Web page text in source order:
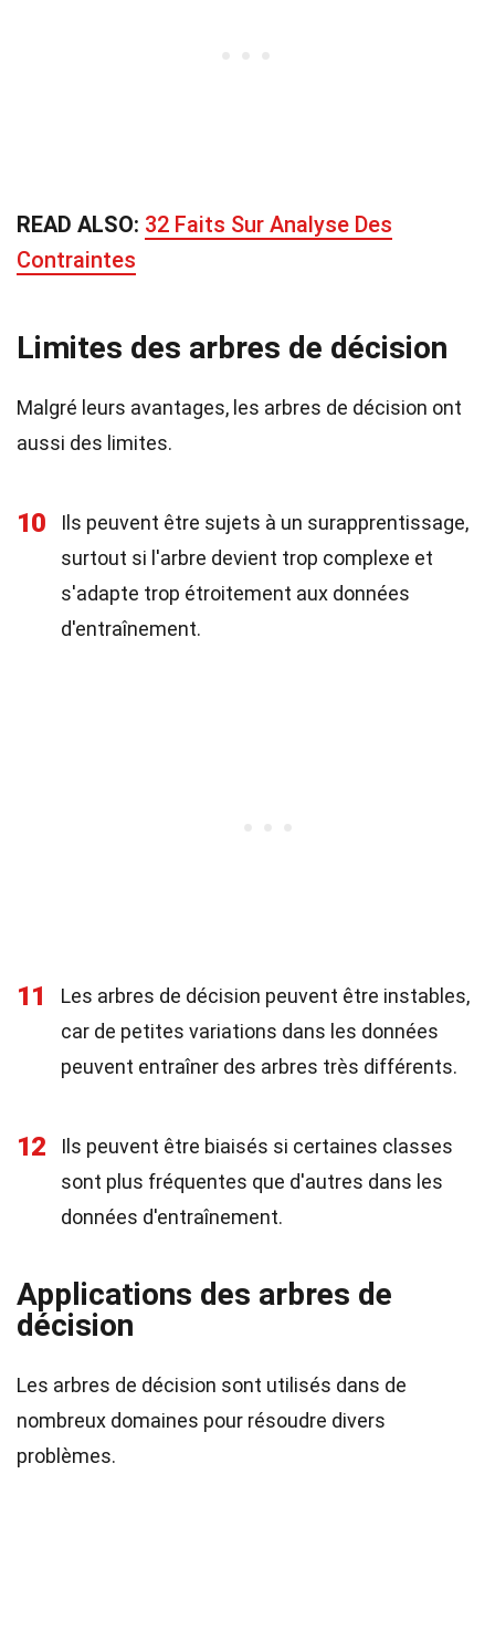
READ ALSO: 32 Faits Sur Analyse Des
Contraintes
Limites des arbres de décision
Malgré leurs avantages, les arbres de décision ont
aussi des limites.
10
Ils peuvent être sujets à un surapprentissage,
surtout si l'arbre devient trop complexe et
s'adapte trop étroitement aux données
d'entraînement.
11
Les arbres de décision peuvent être instables,
car de petites variations dans les données
peuvent entraîner des arbres très différents.
12
Ils peuvent être biaisés si certaines classes
sont plus fréquentes que d'autres dans les
données d'entraînement.
Applications des arbres de
décision
Les arbres de décision sont utilisés dans de
nombreux domaines pour résoudre divers
problèmes.